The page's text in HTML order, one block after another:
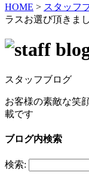
HOME > スタッフ
ラスお選び頂きま
スタッフブログ
お客様の素敵な笑
載です
ブログ内検索
検索: